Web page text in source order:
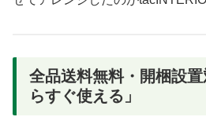
全品送料無料・開梱設
らすぐ使える」